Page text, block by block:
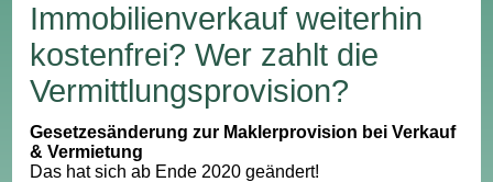
Immobilienverkauf weiterhin
kostenfrei? Wer zahlt die
Vermittlungsprovision?
Gesetzesänderung zur Maklerprovision bei Verkauf
& Vermietung
Das hat sich ab Ende 2020 geändert!